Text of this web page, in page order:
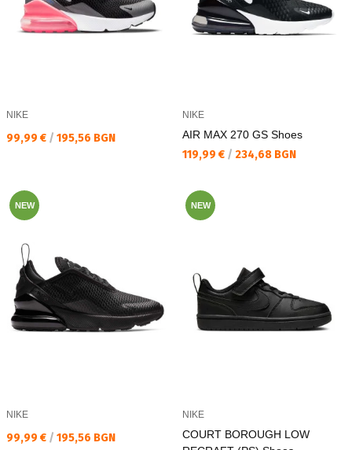
NIKE
Текуща цена:
99,99 € / 195,56 BGN
NIKE
AIR MAX 270 GS Shoes
Текуща цена:
119,99 € / 234,68 BGN
NEW
NIKE
Текуща цена:
99,99 € / 195,56 BGN
NEW
NIKE
COURT BOROUGH LOW